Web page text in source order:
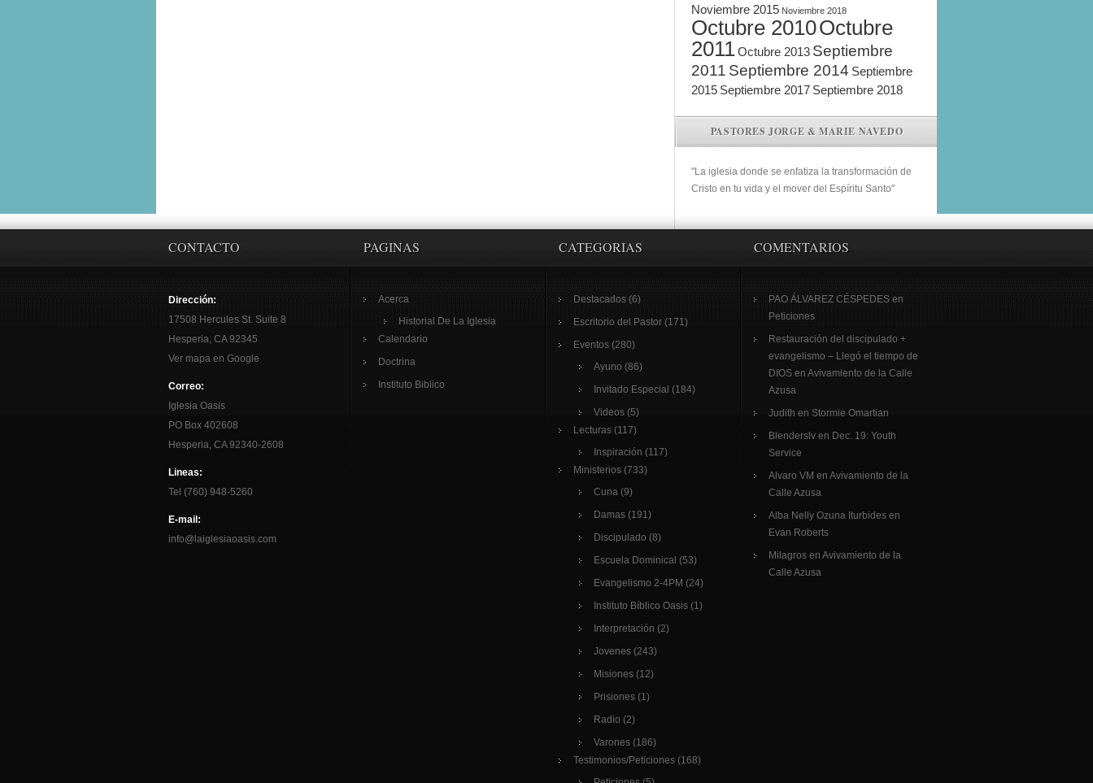
Noviembre 2015 Noviembre 2018
Octubre 2010Octubre
2011Octubre 2013 Septiembre
2011 Septiembre 2014 Septiembre
2015 Septiembre 2017 Septiembre 2018
PASTORES JORGE & MARIE NAVEDO
"La iglesia donde se enfatiza la transformación de
Cristo en tu vida y el mover del Espíritu Santo"
CONTACTO
Dirección:
17508 Hercules St. Suite 8
Hesperia, CA 92345
Ver mapa en Google
Correo:
Iglesia Oasis
PO Box 402608
Hesperia, CA 92340-2608
Lineas:
Tel (760) 948-5260
E-mail:
info@laiglesiaoasis.com
PAGINAS
Acerca
Historial De La Iglesia
Calendario
Doctrina
Instituto Biblico
CATEGORIAS
Destacados (6)
Escritorio del Pastor (171)
Eventos (280)
Ayuno (86)
Invitado Especial (184)
Videos (5)
Lecturas (117)
Inspiración (117)
Ministerios (733)
Cuna (9)
Damas (191)
Discipulado (8)
Escuela Dominical (53)
Evangelismo 2-4PM (24)
Instituto Bíblico Oasis (1)
Interpretación (2)
Jovenes (243)
Misiones (12)
Prisiones (1)
Radio (2)
Varones (186)
Testimonios/Peticiones (168)
COMENTARIOS
PAO ÁLVAREZ CÉSPEDES en
Peticiones
Restauración del discipulado +
evangelismo – Llegó el tiempo de
DIOS en Avivamiento de la Calle
Azusa
Judith en Stormie Omartian
Blenderslv en Dec. 19: Youth
Service
Alvaro VM en Avivamiento de la
Calle Azusa
Alba Nelly Ozuna Iturbides en
Evan Roberts
Milagros en Avivamiento de la
Calle Azusa